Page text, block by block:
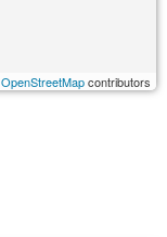
OpenStreetMapcontributors